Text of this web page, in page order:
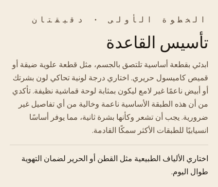
الخطوة الأولى · دقيقتان
تأسيس القاعدة
ابدئي بقطعة أساسية تلتصق بالجسم، مثل قطعة علوية ضيقة أو
قميص كاميسول حريري. اختاري درجة لونية تحاكي لون بشرتك
أو أبيض ناعمًا غير لامع ليكون بمثابة لوحة قماشية نظيفة. تأكدي
من أن هذه الطبقة الأساسية ناعمة وخالية من أي تفاصيل غير
ضرورية. يجب أن تشعر وكأنها بشرة ثانية، مما يوفر أساسًا
انسيابيًا للطبقات الأكثر سمكًا القادمة.
اختاري الألياف الطبيعية مثل القطن أو الحرير لضمان التهوية
طوال اليوم.